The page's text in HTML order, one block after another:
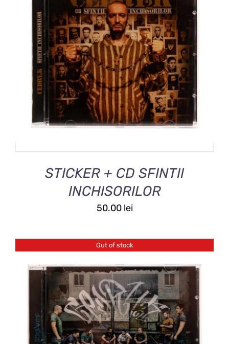
DETALII
STICKER + CD SFINTII
INCHISORILOR
50.00 lei
Out of stock
DETALII